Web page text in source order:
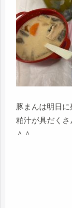
豚まんは明日に
粕汁が具だく
＾＾